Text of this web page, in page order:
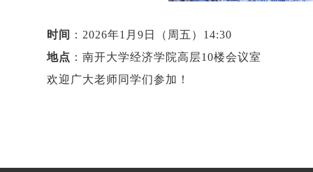
时间 ：2026年1月9日（周五）14:30
地点 ：南开大学经济学院高层10楼会议室
欢迎广大老师同学们参加！